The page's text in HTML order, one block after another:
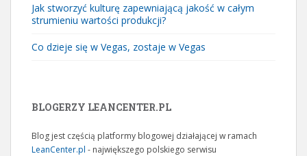
Jak stworzyć kulturę zapewniającą jakość w całym
strumieniu wartości produkcji?
Co dzieje się w Vegas, zostaje w Vegas
BLOGERZY LEANCENTER.PL
Blog jest częścią platformy blogowej działającej w ramach
LeanCenter.pl - największego polskiego serwisu